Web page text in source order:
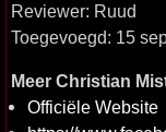
Reviewer: Ruud
Toegevoegd: 15
Meer Christian
Officiële Website